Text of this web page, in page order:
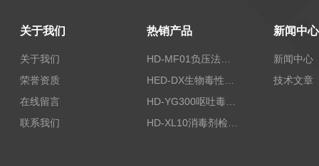
关于我们
关于我们
荣誉资质
在线留言
联系我们
热销产品
HD-MF01负压法密封性测试仪
新闻中心
新闻中心
技术文章